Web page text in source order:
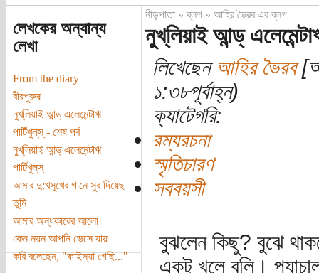
লেখকের অন্যান্য
লেখা
From the diary
বীরপুরুষ
নুখ্‌লিয়াই আন্ড্ এলেমেন্টাঋ
পার্টিখুল্‌স্‌ - শেষ পর্ব
নুখ্‌লিয়াই আন্ড্ এলেমেন্টাঋ
পার্টিখুল্‌স্‌
আমার দু:খসুখের গানে সুর দিয়েছ
তুমি
আমার অন্ধকারের আলো
কেন নয়ন আপনি ভেসে যায়
কবি বলেছেন, "ফাইস্যা গেছি..."
নীড়পাতা»ব্লগ» আহির ভৈরব এর ব্লগ
নুখ্‌লিয়াই আন্ড্
লিখেছেন আহির ভৈরব
১:৩৮পূর্বাহ্ন)
ক্যাটেগরি:
রম্যরচনা
স্মৃতিচারণ
সববয়সী
বুঝলেন কিছু? বুঝে
একটু খুলে বলি।